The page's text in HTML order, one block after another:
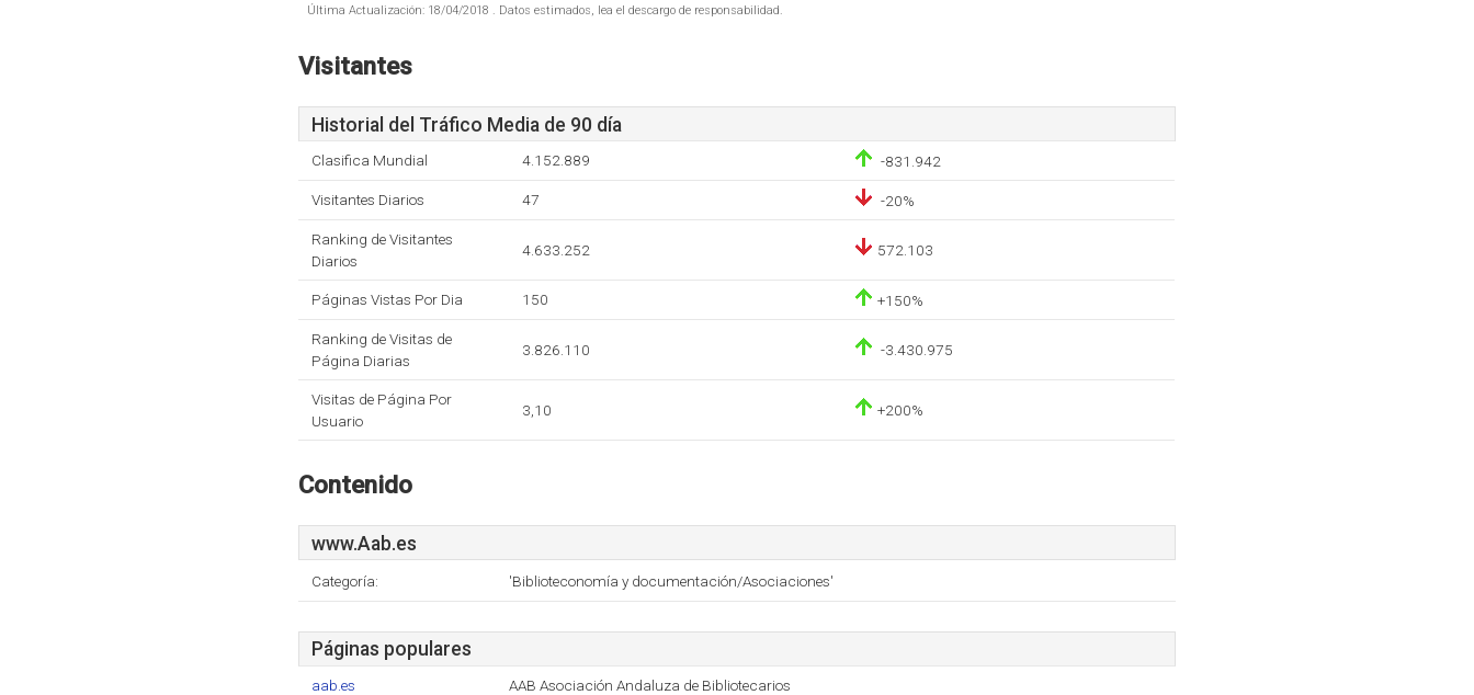
Última Actualización: 18/04/2018 . Datos estimados, lea el descargo de responsabilidad.
Visitantes
Historial del Tráfico Media de 90 día
Clasifica Mundial 4.152.889 -831.942
Visitantes Diarios 47 -20%
Ranking de Visitantes
Diarios
4.633.252 572.103
Páginas Vistas Por Dia 150 +150%
Ranking de Visitas de
Página Diarias
3.826.110 -3.430.975
Visitas de Página Por
Usuario
3,10 +200%
Contenido
www.Aab.es
Categoría: 'Biblioteconomía y documentación/Asociaciones'
Páginas populares
aab.es AAB Asociación Andaluza de Bibliotecarios